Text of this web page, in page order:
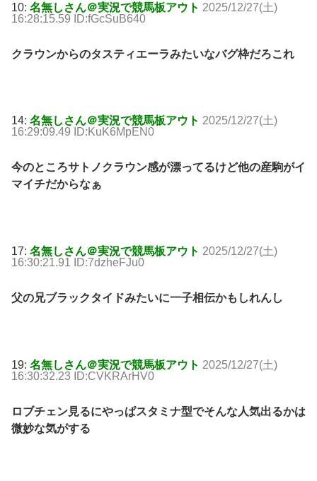
10: 名無しさん＠実況で競馬板アウト 2025/12/27(土)
16:28:15.59 ID:fGcSuB640
クラウンからのタスティエーラみたいなバグ枠だろこれ
14: 名無しさん＠実況で競馬板アウト 2025/12/27(土)
16:29:09.49 ID:KuK6MpEN0
今のところサトノクラウン感が漂ってるけど他の産駒がイ
マイチだからなぁ
17: 名無しさん＠実況で競馬板アウト 2025/12/27(土)
16:30:21.91 ID:7dzheFJu0
父の兄ブラックタイドみたいに一子相伝かもしれんし
19: 名無しさん＠実況で競馬板アウト 2025/12/27(土)
16:30:32.23 ID:CVKRArHV0
ロブチェン見るにやっぱスタミナ型でそんな人気出るかは
微妙な気がする